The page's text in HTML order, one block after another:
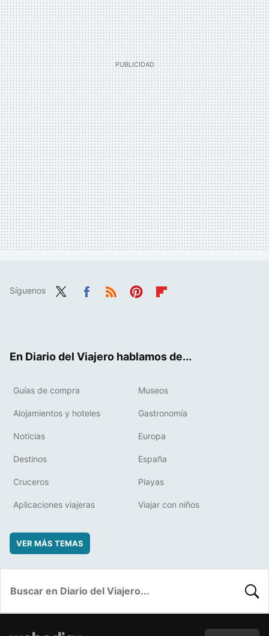
Síguenos
En Diario del Viajero hablamos de...
Guías de compra Museos
Alojamientos y hoteles Gastronomía
Noticias Europa
Destinos España
Cruceros Playas
Aplicaciones viajeras Viajar con niños
VER MÁS TEMAS